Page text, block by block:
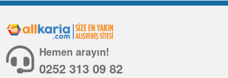
Hemen arayın!
0252 313 09 82